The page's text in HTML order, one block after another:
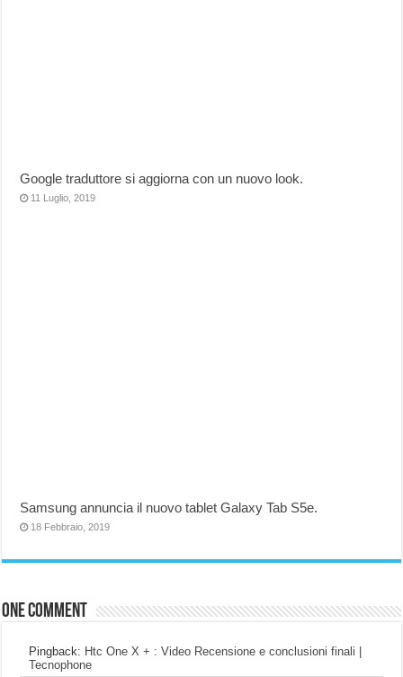
Google traduttore si aggiorna con un nuovo look.
11 Luglio, 2019
Samsung annuncia il nuovo tablet Galaxy Tab S5e.
18 Febbraio, 2019
One comment
Pingback: Htc One X + : Video Recensione e conclusioni finali |
Tecnophone